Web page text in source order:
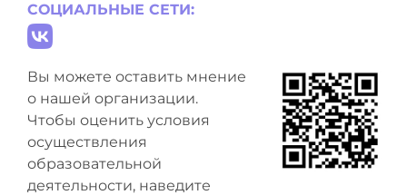
СОЦИАЛЬНЫЕ СЕТИ:
Вы можете оставить мнение
о нашей организации.
Чтобы оценить условия
осуществления
образовательной
деятельности, наведите